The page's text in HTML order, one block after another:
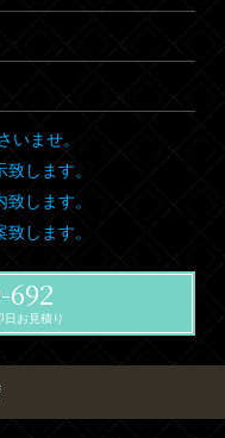
いませ。
します。
します。
します。
692
日お見積り